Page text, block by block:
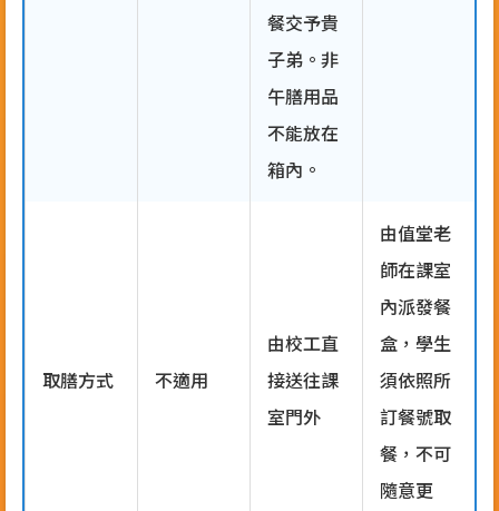
餐交予貴
子弟。非
午膳用品
不能放在
箱內。
取膳方式 不適用
由校工直
接送往課
室門外
由值堂老
師在課室
內派發餐
盒，學生
須依照所
訂餐號取
餐，不可
隨意更